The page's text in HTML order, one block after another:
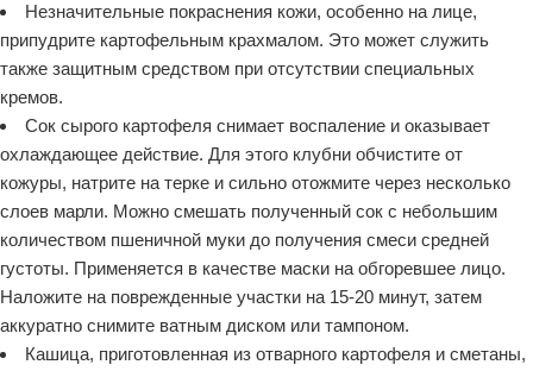
Незначительные покраснения кожи, особенно на лице,
припудрите картофельным крахмалом. Это может служить
также защитным средством при отсутствии специальных
кремов.
Сок сырого картофеля снимает воспаление и оказывает
охлаждающее действие. Для этого клубни обчистите от
кожуры, натрите на терке и сильно отожмите через несколько
слоев марли. Можно смешать полученный сок с небольшим
количеством пшеничной муки до получения смеси средней
густоты. Применяется в качестве маски на обгоревшее лицо.
Наложите на поврежденные участки на 15-20 минут, затем
аккуратно снимите ватным диском или тампоном.
Кашица, приготовленная из отварного картофеля и сметаны,